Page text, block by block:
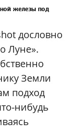
железы под
дословно
Луне».
Земли
подход
нибудь